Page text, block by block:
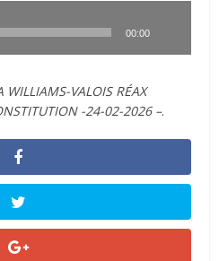
00:00
WILLIAMS-VALOIS RÉAX
-24-02-2026 –.